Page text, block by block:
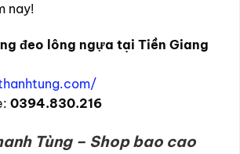
nay!
đeo lông ngựa tại Tiền Giang
0394.830.216
Tùng – Shop bao cao